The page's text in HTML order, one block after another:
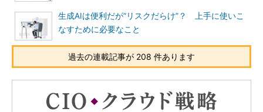
生成AIは便利だが“リスクだらけ”？ 上手に使いこ
なすために必要なこと
過去の連載記事が 208 件あります